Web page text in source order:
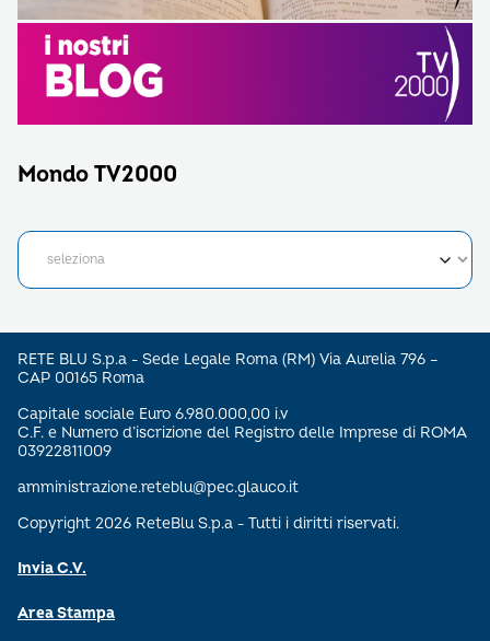
Mondo TV2000
RETE BLU S.p.a - Sede Legale Roma (RM) Via Aurelia 796 –
CAP 00165 Roma
Capitale sociale Euro 6.980.000,00 i.v
C.F. e Numero d’iscrizione del Registro delle Imprese di ROMA
03922811009
amministrazione.reteblu@pec.glauco.it
Copyright 2026 ReteBlu S.p.a - Tutti i diritti riservati.
Invia C.V.
Area Stampa